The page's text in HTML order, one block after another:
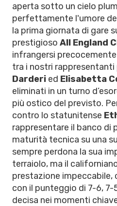
aperta sotto un cielo
perfettamente l'umore
la prima giornata di gare
prestigioso All England
infrangersi
tra i nostri
Darderi ed Elisabetta
eliminati in un turno
più ostico del previsto.
contro lo statunitense
rappresentare il banco di
maturità tecnica su una
sempre perdona la sua
terraiolo, ma il
prestazione impeccabile,
con il punteggio di 7-6,
decisa nei momenti